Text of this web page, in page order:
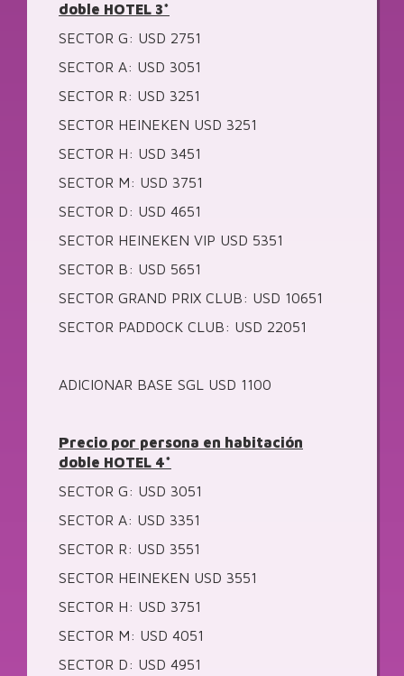
doble HOTEL 3*
SECTOR G: USD 2751
SECTOR A: USD 3051
SECTOR R: USD 3251
SECTOR HEINEKEN USD 3251
SECTOR H: USD 3451
SECTOR M: USD 3751
SECTOR D: USD 4651
SECTOR HEINEKEN VIP USD 5351
SECTOR B: USD 5651
SECTOR GRAND PRIX CLUB: USD 10651
SECTOR PADDOCK CLUB: USD 22051
ADICIONAR BASE SGL USD 1100
Precio por persona en habitación
doble HOTEL 4*
SECTOR G: USD 3051
SECTOR A: USD 3351
SECTOR R: USD 3551
SECTOR HEINEKEN USD 3551
SECTOR H: USD 3751
SECTOR M: USD 4051
SECTOR D: USD 4951